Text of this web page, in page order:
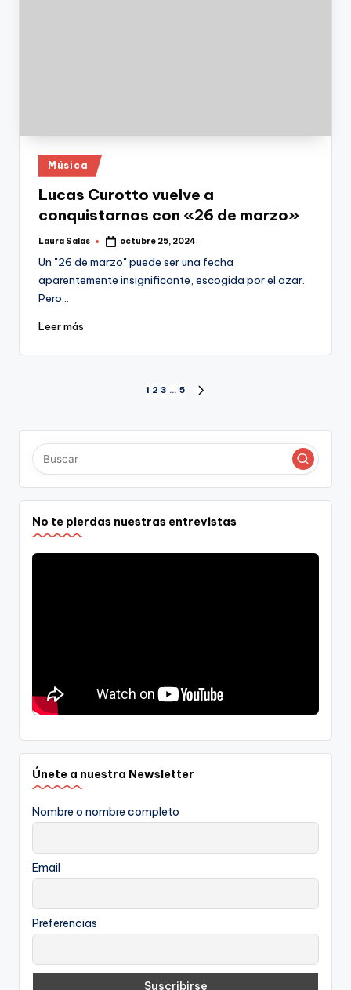
Publicado
en
Música
Lucas Curotto vuelve a
conquistarnos con «26 de marzo»
Publicado
Laura Salas octubre 25, 2024
Un "26 de marzo" puede ser una fecha
aparentemente insignificante, escogida por el azar.
Pero…
Leer más
Paginación
de
entradas
1 2 3 … 5
No te pierdas nuestras entrevistas
Únete a nuestra Newsletter
Nombre o nombre completo
Email
Preferencias